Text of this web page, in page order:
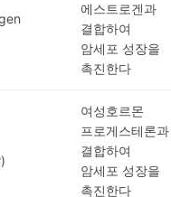
에스트로겐과
결합하여
암세포 성장을
촉진한다
여성호르몬
프로게스테론과
결합하여
암세포 성장을
촉진한다